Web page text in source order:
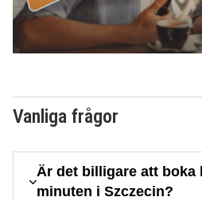
Vanliga frågor
Är det billigare att boka
minuten i Szczecin?